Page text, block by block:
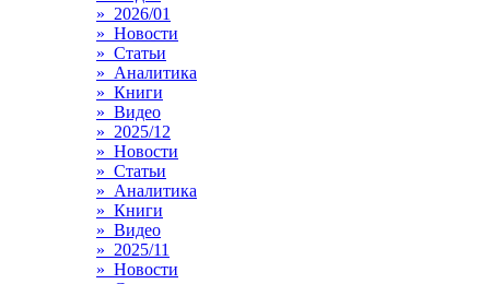
» 2026/01
» Новости
» Статьи
» Аналитика
» Книги
» Видео
» 2025/12
» Новости
» Статьи
» Аналитика
» Книги
» Видео
» 2025/11
» Новости